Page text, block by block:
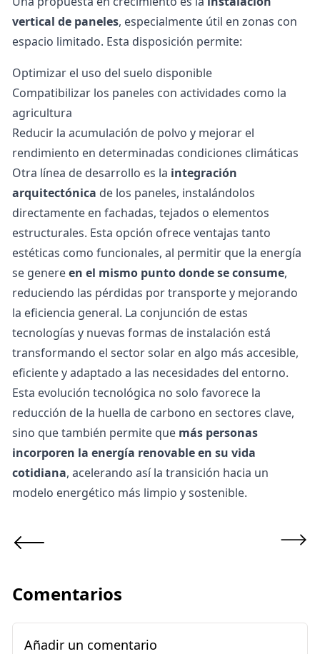
vertical de paneles, especialmente útil en zonas con
espacio limitado. Esta disposición permite:
Optimizar el uso del suelo disponible
Compatibilizar los paneles con actividades como la
agricultura
Reducir la acumulación de polvo y mejorar el
rendimiento en determinadas condiciones climáticas
Otra línea de desarrollo es la integración
arquitectónica de los paneles, instalándolos
directamente en fachadas, tejados o elementos
estructurales. Esta opción ofrece ventajas tanto
estéticas como funcionales, al permitir que la energía
se genereen el mismo punto donde se consume,
reduciendo las pérdidas por transporte y mejorando
la eficiencia general. La conjunción de estas
tecnologías y nuevas formas de instalación está
transformando el sector solar en algo más accesible,
eficiente y adaptado a las necesidades del entorno.
Esta evolución tecnológica no solo favorece la
reducción de la huella de carbono en sectores clave,
sino que también permite que más personas
incorporen la energía renovable en su vida
cotidiana, acelerando así la transición hacia un
modelo energético más limpio y sostenible.
Comentarios
Añadir un comentario